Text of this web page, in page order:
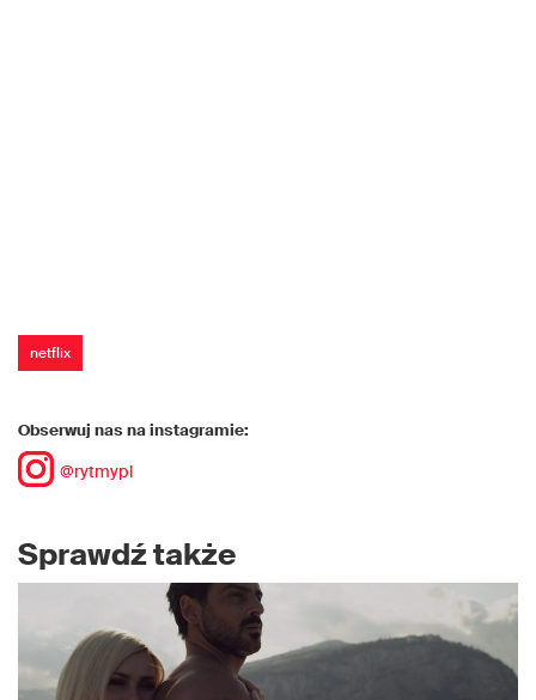
netflix
Obserwuj nas na instagramie:
@rytmypl
Sprawdź także